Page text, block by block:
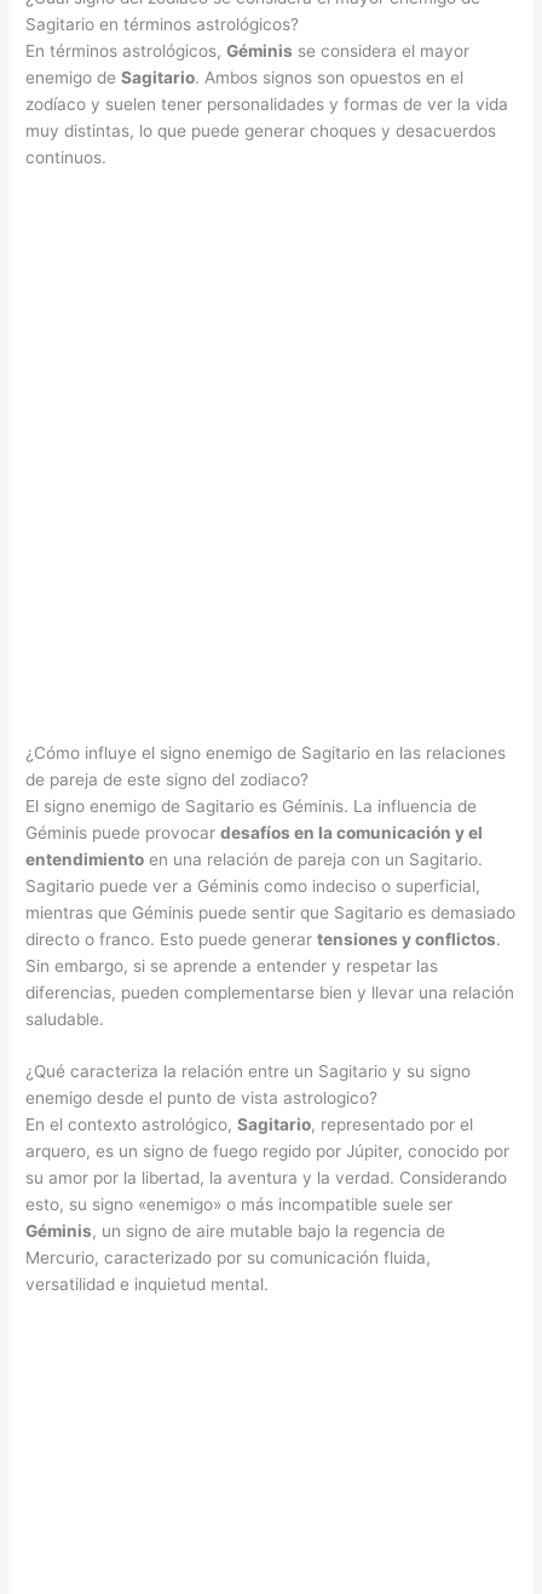
Sagitario en términos astrológicos?
En términos astrológicos,Géminis se considera el mayor
enemigo deSagitario. Ambos signos son opuestos en el
zodíaco y suelen tener personalidades y formas de ver la vida
muy distintas, lo que puede generar choques y desacuerdos
continuos.
¿Cómo influye el signo enemigo de Sagitario en las relaciones
de pareja de este signo del zodiaco?
El signo enemigo de Sagitario es Géminis. La influencia de
Géminis puede provocardesafíos en la comunicación y el
entendimiento en una relación de pareja con un Sagitario.
Sagitario puede ver a Géminis como indeciso o superficial,
mientras que Géminis puede sentir que Sagitario es demasiado
directo o franco. Esto puede generartensiones y conflictos.
Sin embargo, si se aprende a entender y respetar las
diferencias, pueden complementarse bien y llevar una relación
saludable.
¿Qué caracteriza la relación entre un Sagitario y su signo
enemigo desde el punto de vista astrologico?
En el contexto astrológico,Sagitario, representado por el
arquero, es un signo de fuego regido por Júpiter, conocido por
su amor por la libertad, la aventura y la verdad. Considerando
esto, su signo «enemigo» o más incompatible suele ser
Géminis, un signo de aire mutable bajo la regencia de
Mercurio, caracterizado por su comunicación fluida,
versatilidad e inquietud mental.